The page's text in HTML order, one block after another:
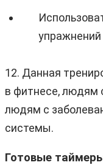
упражнений
12. Данная
в фитнесе, людям
людям с
системы.
Готовые